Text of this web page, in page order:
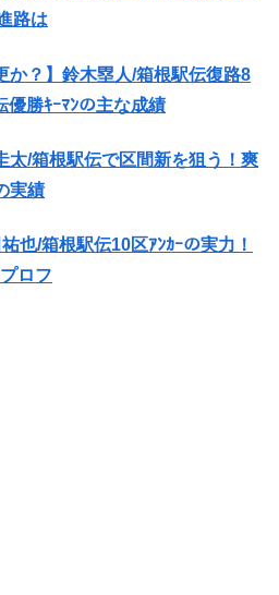
路は
か？】鈴木塁人/箱根駅伝復路8
優勝ｷｰﾏﾝの主な成績
太/箱根駅伝で区間新を狙う！爽
実績
也/箱根駅伝10区ｱﾝｶｰの実力！
ロフ